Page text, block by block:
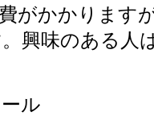
がかかります
興味のある人
ル